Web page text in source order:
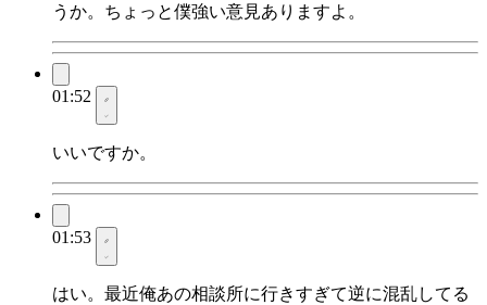
うか。ちょっと僕強い意見ありますよ。
01:52
いいですか。
01:53
はい。最近俺あの相談所に行きすぎて逆に混乱してる